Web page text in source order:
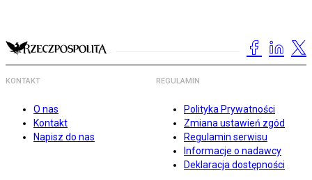
KONTAKT
O nas
Kontakt
Napisz do nas
REGULAMIN
Polityka Prywatności
Zmiana ustawień zgód
Regulamin serwisu
Informacje o nadawcy
Deklaracja dostępności